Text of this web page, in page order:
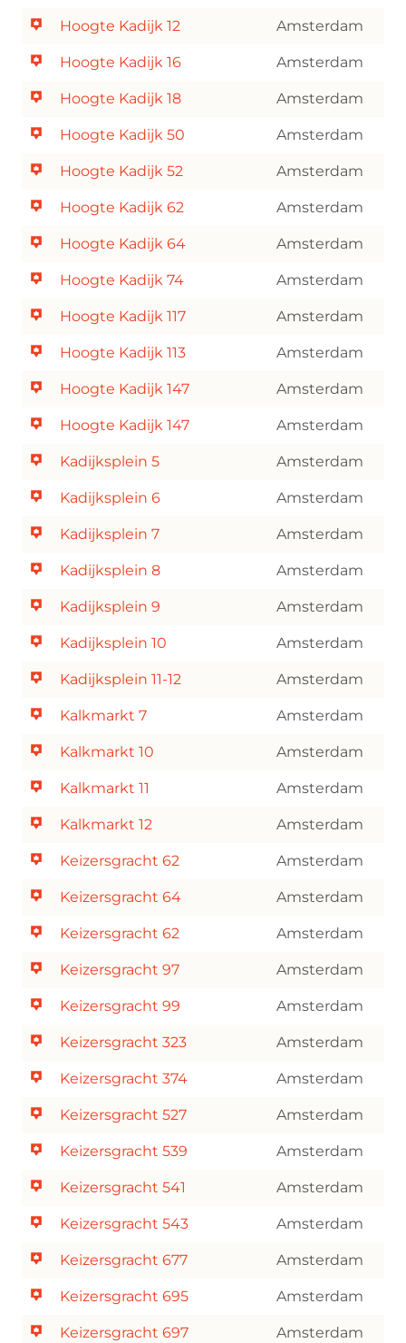
Hoogte Kadijk 12 Amsterdam
Hoogte Kadijk 16 Amsterdam
Hoogte Kadijk 18 Amsterdam
Hoogte Kadijk 50 Amsterdam
Hoogte Kadijk 52 Amsterdam
Hoogte Kadijk 62 Amsterdam
Hoogte Kadijk 64 Amsterdam
Hoogte Kadijk 74 Amsterdam
Hoogte Kadijk 117 Amsterdam
Hoogte Kadijk 113 Amsterdam
Hoogte Kadijk 147 Amsterdam
Hoogte Kadijk 147 Amsterdam
Kadijksplein 5 Amsterdam
Kadijksplein 6 Amsterdam
Kadijksplein 7 Amsterdam
Kadijksplein 8 Amsterdam
Kadijksplein 9 Amsterdam
Kadijksplein 10 Amsterdam
Kadijksplein 11-12 Amsterdam
Kalkmarkt 7 Amsterdam
Kalkmarkt 10 Amsterdam
Kalkmarkt 11 Amsterdam
Kalkmarkt 12 Amsterdam
Keizersgracht 62 Amsterdam
Keizersgracht 64 Amsterdam
Keizersgracht 62 Amsterdam
Keizersgracht 97 Amsterdam
Keizersgracht 99 Amsterdam
Keizersgracht 323 Amsterdam
Keizersgracht 374 Amsterdam
Keizersgracht 527 Amsterdam
Keizersgracht 539 Amsterdam
Keizersgracht 541 Amsterdam
Keizersgracht 543 Amsterdam
Keizersgracht 677 Amsterdam
Keizersgracht 695 Amsterdam
Keizersgracht 697 Amsterdam